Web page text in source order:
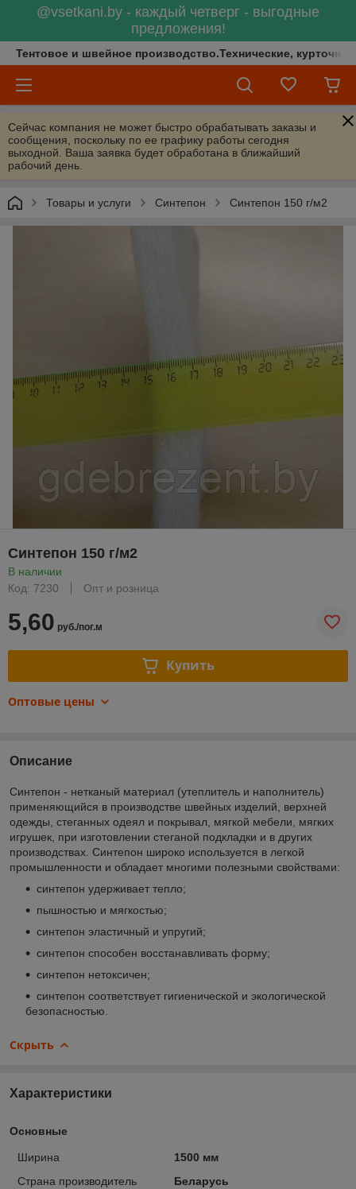
@vsetkani.by - каждый четверг - выгодные
предложения!
Тентовое и швейное производство.Технические,
Сейчас компания не может быстро обрабатывать заказы и
сообщения, поскольку по ее графику работы сегодня
выходной. Ваша заявка будет обработана в ближайший
рабочий день.
Товары и услуги Синтепон Синтепон 150 г/м2
Синтепон 150 г/м2
В наличии
Код: 7230
Опт и розница
5,60 руб./пог.м
Купить
Оптовые цены
Описание
Синтепон - нетканый материал (утеплитель и наполнитель)
применяющийся в производстве швейных изделий, верхней
одежды, стеганных одеял и покрывал, мягкой мебели, мягких
игрушек, при изготовлении стеганой подкладки и в других
производствах. Синтепон широко используется в легкой
промышленности и обладает многими полезными свойствами:
синтепон удерживает тепло;
пышностью и мягкостью;
синтепон эластичный и упругий;
синтепон способен восстанавливать форму;
синтепон нетоксичен;
синтепон соответствует гигиенической и экологической
безопасностью.
Скрыть
Характеристики
Основные
Ширина
1500 мм
Страна производитель
Беларусь